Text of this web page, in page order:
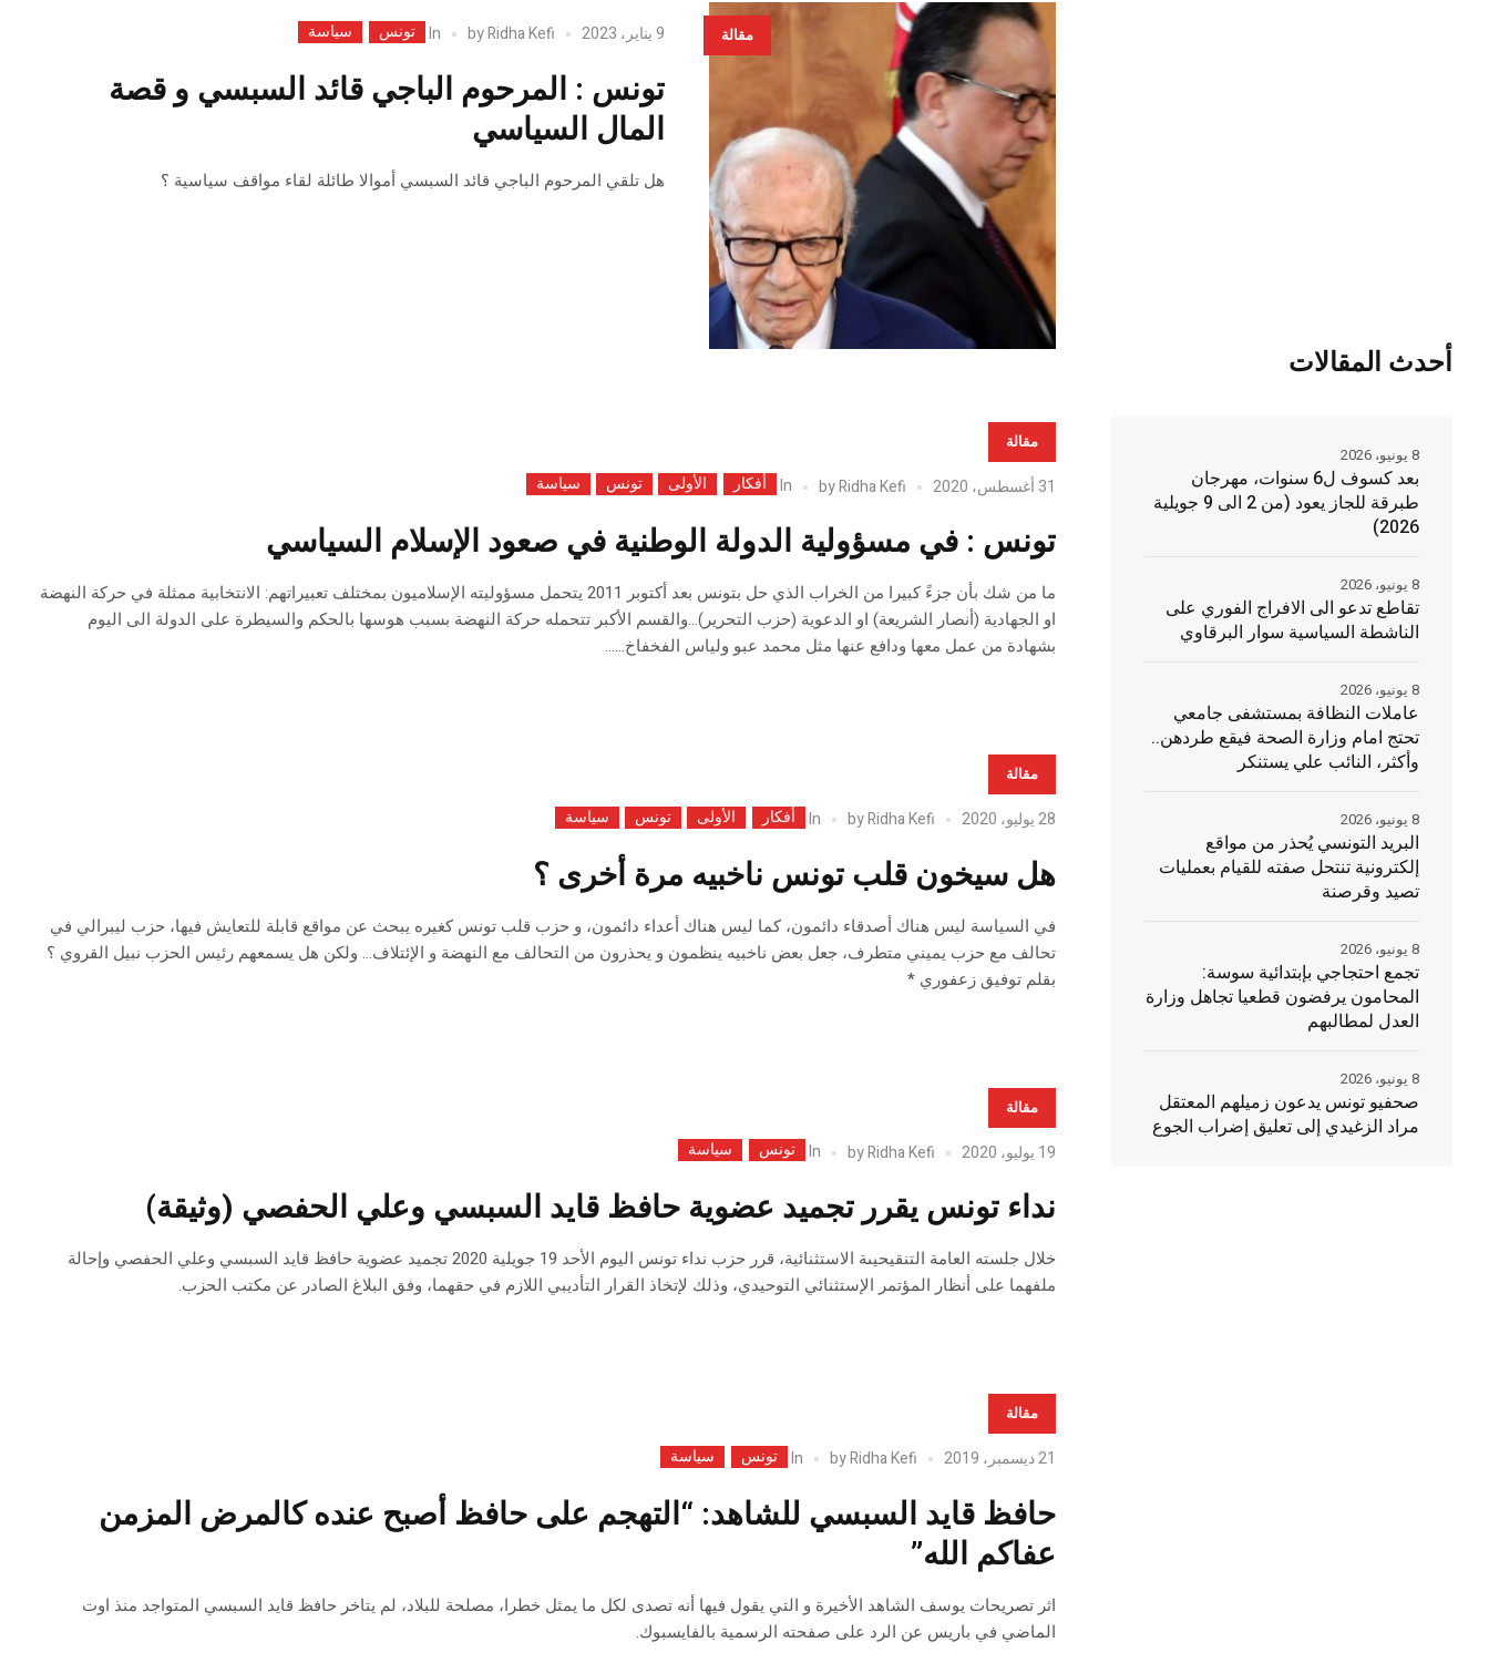
مقالة 9 يناير، 2023 byRidha Kefi
In تونس سياسة
تونس : المرحوم الباجي قائد السبسي و قصة
المال السياسي
هل تلقي المرحوم الباجي قائد السبسي أموالا طائلة لقاء مواقف سياسية ؟
مقالة
31 أغسطس، 2020 byRidha Kefi
In أفكار الأولى تونس سياسة
تونس : في مسؤولية الدولة الوطنية في صعود الإسلام السياسي
ما من شك بأن جزءً كبيرا من الخراب الذي حل بتونس بعد أكتوبر 2011 يتحمل مسؤوليته الإسلاميون بمختلف تعبيراتهم: الانتخابية ممثلة في حركة النهضة
او الجهادية (أنصار الشريعة) او الدعوية (حزب التحرير)…والقسم الأكبر تتحمله حركة النهضة بسبب هوسها بالحكم والسيطرة على الدولة الى اليوم
بشهادة من عمل معها ودافع عنها مثل محمد عبو ولياس الفخفاخ…...
مقالة
28 يوليو، 2020 byRidha Kefi
In أفكار الأولى تونس سياسة
هل سيخون قلب تونس ناخبيه مرة أخرى ؟
في السياسة ليس هناك أصدقاء دائمون، كما ليس هناك أعداء دائمون، و حزب قلب تونس كغيره يبحث عن مواقع قابلة للتعايش فيها، حزب ليبرالي في
تحالف مع حزب يميني متطرف، جعل بعض ناخبيه ينظمون و يحذرون من التحالف مع النهضة و الإئتلاف… ولكن هل يسمعهم رئيس الحزب نبيل القروي ؟
بقلم توفيق زعفوري *
مقالة
19 يوليو، 2020 byRidha Kefi
In تونس سياسة
نداء تونس يقرر تجميد عضوية حافظ قايد السبسي وعلي الحفصي (وثيقة)
خلال جلسته العامة التنقيحيىة الاستثنائية، قرر حزب نداء تونس اليوم الأحد 19 جويلية 2020 تجميد عضوية حافظ قايد السبسي وعلي الحفصي وإحالة
ملفهما على أنظار المؤتمر الإستثنائي التوحيدي، وذلك لإتخاذ القرار التأديبي اللازم في حقهما، وفق البلاغ الصادر عن مكتب الحزب.
مقالة
21 ديسمبر، 2019 byRidha Kefi
In تونس سياسة
حافظ قايد السبسي للشاهد: “التهجم على حافظ أصبح عنده كالمرض المزمن
عفاكم الله”
اثر تصريحات يوسف الشاهد الأخيرة و التي يقول فيها أنه تصدى لكل ما يمثل خطرا، مصلحة للبلاد، لم يتاخر حافظ قايد السبسي المتواجد منذ اوت
الماضي في باريس عن الرد على صفحته الرسمية بالفايسبوك.
أحدث المقالات
بعد كسوف ل6 سنوات، مهرجان
طبرقة للجاز يعود (من 2 الى 9 جويلية
2026)
8 يونيو، 2026
تقاطع تدعو الى الافراج الفوري على
الناشطة السياسية سوار البرقاوي
8 يونيو، 2026
عاملات النظافة بمستشفى جامعي
تحتج امام وزارة الصحة فيقع طردهن..
وأكثر، النائب علي يستنكر
8 يونيو، 2026
البريد التونسي يُحذر من مواقع
إلكترونية تنتحل صفته للقيام بعمليات
تصيد وقرصنة
8 يونيو، 2026
تجمع احتجاجي بإبتدائية سوسة:
المحامون يرفضون قطعيا تجاهل وزارة
العدل لمطالبهم
8 يونيو، 2026
صحفيو تونس يدعون زميلهم المعتقل
مراد الزغيدي إلى تعليق إضراب الجوع
8 يونيو، 2026